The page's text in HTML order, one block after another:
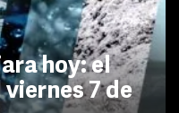
hoy: el
7 de